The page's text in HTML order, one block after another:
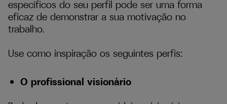
específicos do seu perfil pode ser uma forma
eficaz de demonstrar a sua motivação no
trabalho.
Use como inspiração os seguintes perfis:
O profissional visionário